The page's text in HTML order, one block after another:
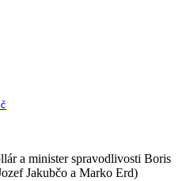
a minister spravodlivosti Boris
Jakubčo a Marko Erd)